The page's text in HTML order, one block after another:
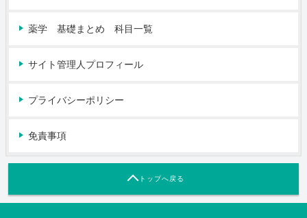
薬学 基礎まとめ 科目一覧
サイト管理人プロフィール
プライバシーポリシー
免責事項
トップへ戻る